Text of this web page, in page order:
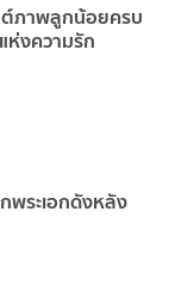
ต์ภาพลูกน้อยครบ
ห่งความรัก
พระเอกดังหลัง